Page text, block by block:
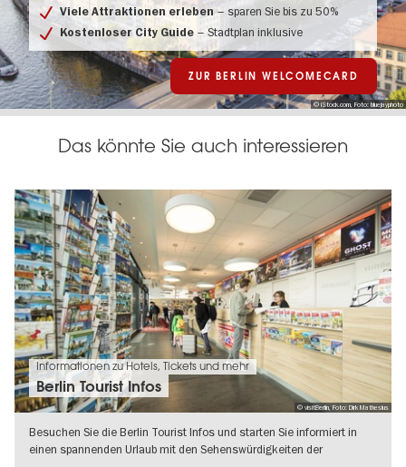
© iStock.com, Foto: bluejayphoto
Viele Attraktionen erleben– sparen Sie bis zu 50%
Kostenloser City Guide – Stadtplan inklusive
ZUR BERLIN WELCOMECARD
Das könnte Sie auch interessieren
© visitBerlin, Foto: Dirk Mathesius
Informationen zu Hotels, Tickets und mehr
Berlin Tourist Infos
Besuchen Sie die Berlin Tourist Infos und starten Sie informiert in
einen spannenden Urlaub mit den Sehenswürdigkeiten der